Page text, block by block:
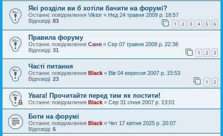
Які розділи ви б хотіли бачити на форумі?
Останнє повідомлення Viktor « Нед 24 травня 2009 р. 18:57
Відповіді: 83 1 2 3 4 5 6
Правила форуму
Останнє повідомлення Саня « Сер 07 травня 2008 р. 22:38
Відповіді: 31 1 2 3
Часті питання
Останнє повідомлення Black « Вів 04 вересня 2007 р. 15:53
Відповіді: 23 1 2
Увага! Прочитайте перед тим як постити!
Останнє повідомлення Black « Сер 31 січня 2007 р. 13:01
Боти на форумі
Останнє повідомлення Black « Чет 17 квітня 2025 р. 20:07
Відповіді: 6